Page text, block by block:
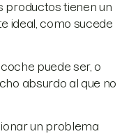
productos tienen un
ideal, como sucede
puede ser, o
absurdo al que no
un problema